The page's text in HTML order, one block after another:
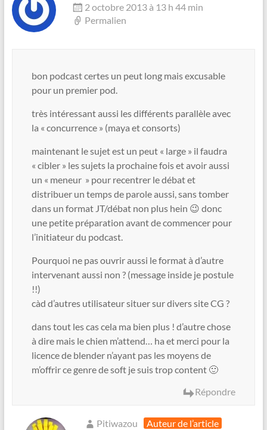
2 octobre 2013 à 13 h 44 min
Permalien
bon podcast certes un peut long mais excusable
pour un premier pod.
très intéressant aussi les différents parallèle avec
la « concurrence » (maya et consorts)
maintenant le sujet est un peut « large » il faudra
« cibler » les sujets la prochaine fois et avoir aussi
un « meneur » pour recentrer le débat et
distribuer un temps de parole aussi, sans tomber
dans un format JT/débat non plus hein 😉 donc
une petite préparation avant de commencer pour
l’initiateur du podcast.
Pourquoi ne pas ouvrir aussi le format à d’autre
intervenant aussi non ? (message inside je postule
!!)
càd d’autres utilisateur situer sur divers site CG ?
dans tout les cas cela ma bien plus ! d’autre chose
à dire mais le chien m’attend… ha et merci pour la
licence de blender n’ayant pas les moyens de
m’offrir ce genre de soft je suis trop content 🙂
Répondre
Pitiwazou Auteur de l’article